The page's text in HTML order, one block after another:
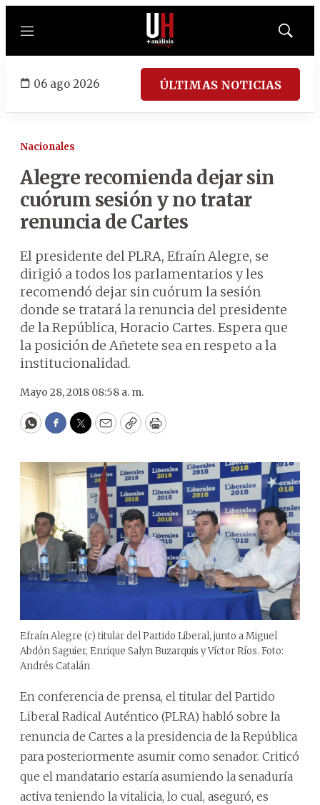
Menú
Mostrar
06 ago 2026 ÚLTIMAS NOTICIAS
Nacionales
Alegre recomienda dejar sin
cuórum sesión y no tratar
renuncia de Cartes
El presidente del PLRA, Efraín Alegre, se
dirigió a todos los parlamentarios y les
recomendó dejar sin cuórum la sesión
donde se tratará la renuncia del presidente
de la República, Horacio Cartes. Espera que
la posición de Añetete sea en respeto a la
institucionalidad.
Mayo 28, 2018 08:58 a. m.
WhatsApp
Facebook
Twitter
EmailCopyPrint
Efraín Alegre (c) titular del Partido Liberal, junto a Miguel
Abdón Saguier, Enrique Salyn Buzarquis y Víctor Ríos. Foto:
Andrés Catalán
En conferencia de prensa, el titular del Partido
Liberal Radical Auténtico (PLRA) habló sobre la
renuncia de Cartes a la presidencia de la República
para posteriormente asumir como senador. Criticó
que el mandatario estaría asumiendo la senaduría
activa teniendo la vitalicia, lo cual, aseguró, es